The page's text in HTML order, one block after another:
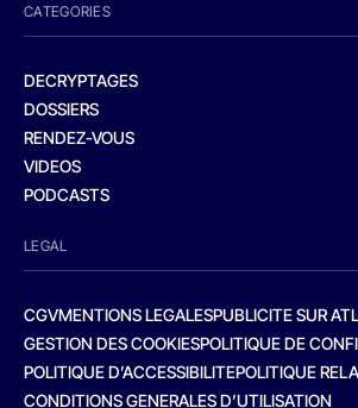
CATEGORIES
DECRYPTAGES
DOSSIERS
RENDEZ-VOUS
VIDEOS
PODCASTS
LEGAL
CGVMENTIONS LEGALESPUBLICITE SUR
GESTION DES COOKIESPOLITIQUE DE
POLITIQUE D’ACCESSIBILITEPOLITIQUE
CONDITIONS GENERALES D’UTILISATION